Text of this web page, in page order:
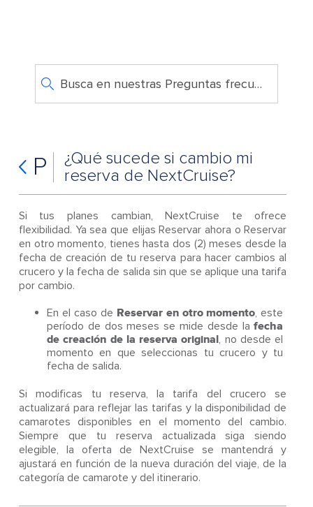
Busca en nuestras Preguntas frecuentes
P
¿Qué sucede si cambio mi
reserva de NextCruise?
Si tus planes cambian, NextCruise te ofrece
flexibilidad. Ya sea que elijas Reservar ahora o Reservar
en otro momento, tienes hasta dos (2) meses desde la
fecha de creación de tu reserva para hacer cambios al
crucero y la fecha de salida sin que se aplique una tarifa
por cambio.
En el caso de Reservar en otro momento, este
período de dos meses se mide desde lafecha
de creación de la reserva original, no desde el
momento en que seleccionas tu crucero y tu
fecha de salida.
Si modificas tu reserva, la tarifa del crucero se
actualizará para reflejar las tarifas y la disponibilidad de
camarotes disponibles en el momento del cambio.
Siempre que tu reserva actualizada siga siendo
elegible, la oferta de NextCruise se mantendrá y
ajustará en función de la nueva duración del viaje, de la
categoría de camarote y del itinerario.